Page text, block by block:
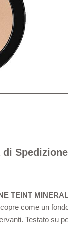
di Spedizione
TEINT
come un
Testato su